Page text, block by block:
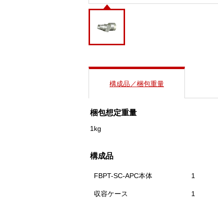
構成品／梱包重量
梱包想定重量
1kg
構成品
FBPT-SC-APC本体 1
収容ケース 1